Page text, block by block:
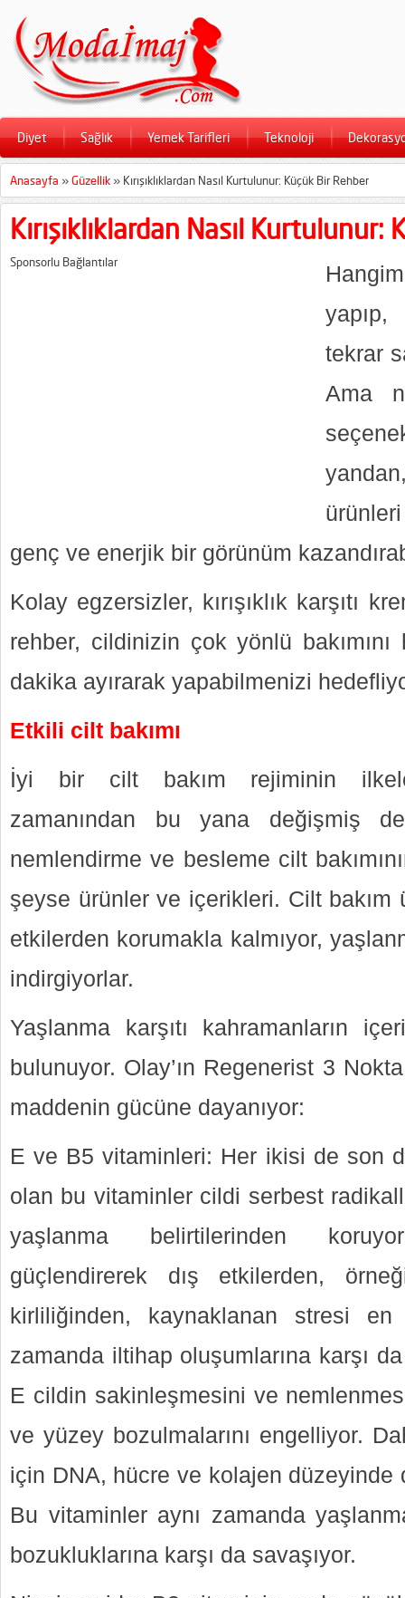
Diyet Sağlık Yemek Tarifleri Teknoloji
Anasayfa »Güzellik » Kırışıklıklardan Nasıl Kurtulunur: Küçük Bir Rehber
Kırışıklıklardan Nasıl Kurtulunur:
Sponsorlu Bağlantılar
yapıp,
tekrar
Ama
genç ve enerjik bir görünüm
Kolay egzersizler, kırışıklık karşıtı
rehber, cildinizin çok yönlü
dakika ayırarak yapabilmenizi
Etkili cilt bakımı
İyi bir cilt bakım rejiminin
zamanından bu yana değişmiş
nemlendirme ve besleme cilt
şeyse ürünler ve içerikleri. Cilt bakım
etkilerden korumakla kalmıyor,
indirgiyorlar.
Yaşlanma karşıtı kahramanların
bulunuyor. Olay’ın Regenerist 3
maddenin gücüne dayanıyor:
E ve B5 vitaminleri: Her ikisi de son
olan bu vitaminler cildi serbest
yaşlanma belirtilerinden
güçlendirerek dış etkilerden,
kirliliğinden, kaynaklanan stresi en
zamanda iltihap oluşumlarına karşı
E cildin sakinleşmesini ve
ve yüzey bozulmalarını engelliyor.
için DNA, hücre ve kolajen düzeyinde
Bu vitaminler aynı zamanda
bozukluklarına karşı da savaşıyor.